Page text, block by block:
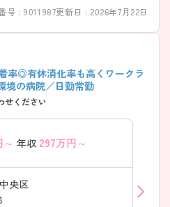
号 : 9011987更新日 : 2026年7月22日
率◎有休消化率も高くワークラ
境の病院／日勤常勤
ください
年収 297万円～
央区